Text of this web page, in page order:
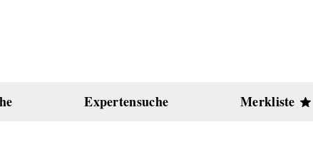
Expertensuche Merkliste